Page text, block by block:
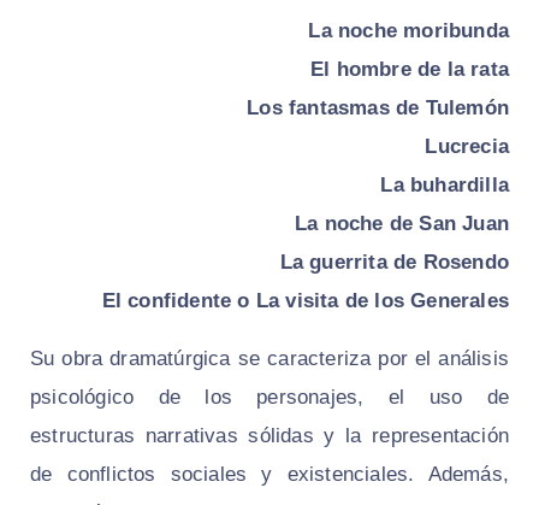
La noche moribunda
El hombre de la rata
Los fantasmas de Tulemón
Lucrecia
La buhardilla
La noche de San Juan
La guerrita de Rosendo
El confidente o La visita de los Generales
Su obra dramatúrgica se caracteriza por el análisis
psicológico de los personajes, el uso de
estructuras narrativas sólidas y la representación
de conflictos sociales y existenciales. Además,